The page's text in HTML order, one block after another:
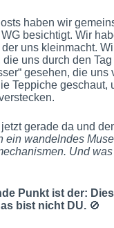
haben wir
besichtigt. Wir
uns kleinmacht.
die uns durch den
gesehen, die uns
Teppiche geschaut,
gerade da und
ein wandelndes
Und
Punkt ist der:
bist nicht DU. 🚫